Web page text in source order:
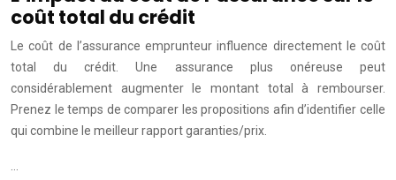
coût total du crédit
Le coût de l’assurance emprunteur influence directement le coût
total du crédit. Une assurance plus onéreuse peut
considérablement augmenter le montant total à rembourser.
Prenez le temps de comparer les propositions afin d’identifier celle
qui combine le meilleur rapport garanties/prix.